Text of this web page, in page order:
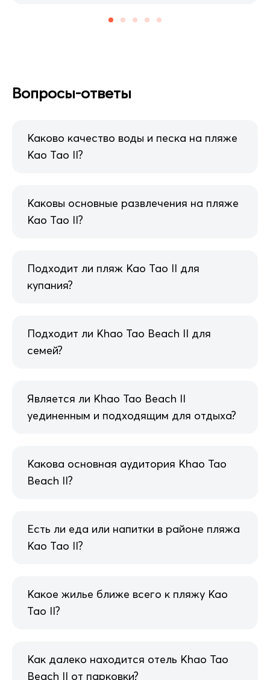
Вопросы-ответы
Каково качество воды и песка на пляже
Као Тао II?
Каковы основные развлечения на пляже
Као Тао II?
Подходит ли пляж Као Тао II для
купания?
Подходит ли Khao Tao Beach II для
семей?
Является ли Khao Tao Beach II
уединенным и подходящим для отдыха?
Какова основная аудитория Khao Tao
Beach II?
Есть ли еда или напитки в районе пляжа
Као Тао II?
Какое жилье ближе всего к пляжу Као
Тао II?
Как далеко находится отель Khao Tao
Beach II от парковки?